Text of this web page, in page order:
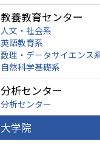
教養教育センター
人文・社会系
英語教育系
数理・データサイエンス
自然科学基礎系
分析センター
分析センター
大学院